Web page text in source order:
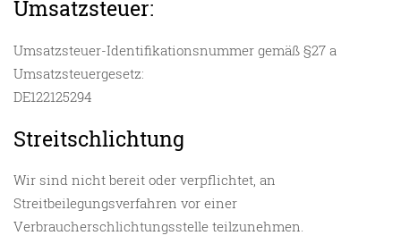
Umsatzsteuer:
Umsatzsteuer-Identifikationsnummer gemäß §27 a
Umsatzsteuergesetz:
DE122125294
Streitschlichtung
Wir sind nicht bereit oder verpflichtet, an
Streitbeilegungsverfahren vor einer
Verbraucherschlichtungsstelle teilzunehmen.